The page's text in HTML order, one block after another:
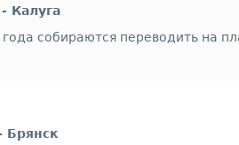
Калуга
собираются переводить на
Брянск